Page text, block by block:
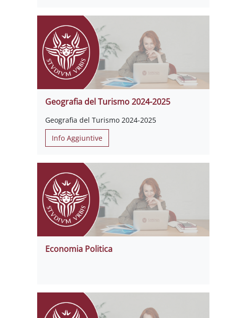
Geografia del Turismo 2024-2025
Geografia del Turismo 2024-2025
Info Aggiuntive
Economia Politica